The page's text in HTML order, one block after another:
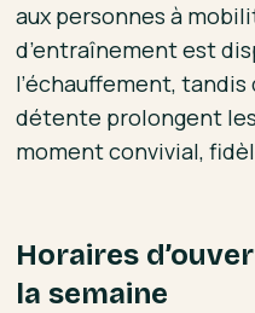
aux personnes à
d’entraînement est
l’échauffement, tandis
détente prolongent
moment convivial,
Horaires
la semaine